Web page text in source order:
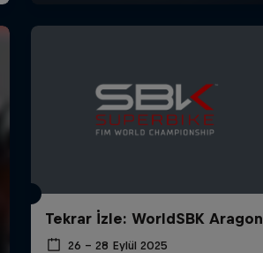
Tekrar İzle: WorldSBK Aragon
26 – 28 Eylül 2025